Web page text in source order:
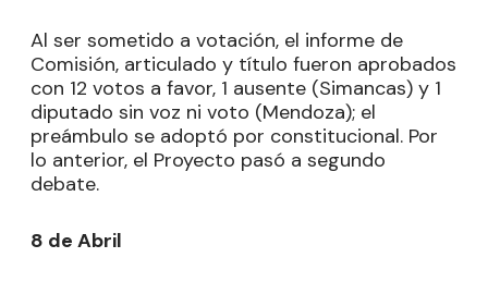
Al ser sometido a votación, el informe de
Comisión, articulado y título fueron aprobados
con 12 votos a favor, 1 ausente (Simancas) y 1
diputado sin voz ni voto (Mendoza); el
preámbulo se adoptó por constitucional. Por
lo anterior, el Proyecto pasó a segundo
debate.
8 de Abril